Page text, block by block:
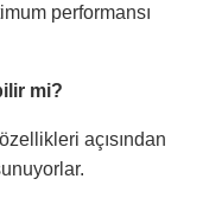
performansı
mi?
açısından